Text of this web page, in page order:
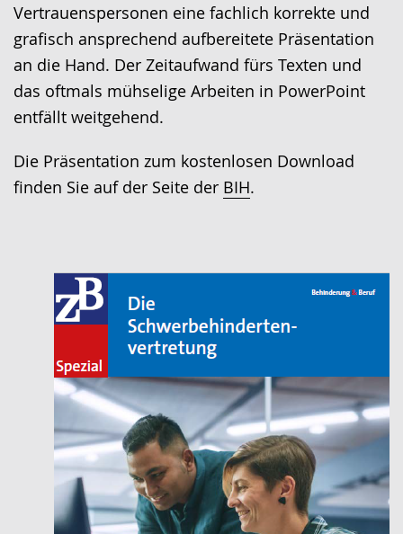
Vertrauenspersonen eine fachlich korrekte und
grafisch ansprechend aufbereitete Präsentation
an die Hand. Der Zeitaufwand fürs Texten und
das oftmals mühselige Arbeiten in PowerPoint
entfällt weitgehend.
Die Präsentation zum kostenlosen Download
finden Sie auf der Seite der BIH.